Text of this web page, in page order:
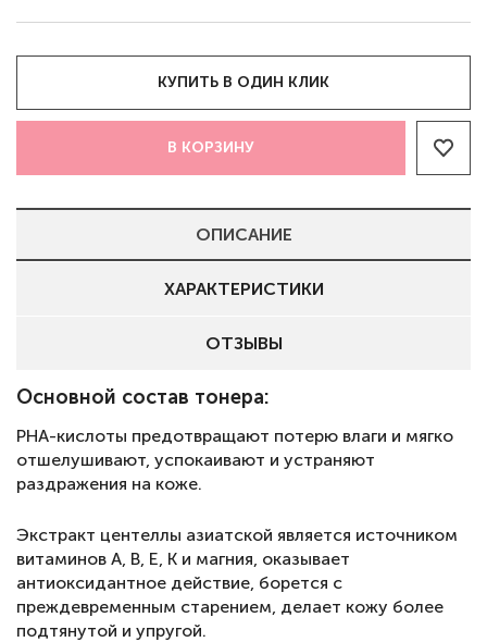
КУПИТЬ В ОДИН КЛИК
В КОРЗИНУ
ОПИСАНИЕ
ХАРАКТЕРИСТИКИ
ОТЗЫВЫ
Основной состав тонера:
РНА-кислоты предотвращают потерю влаги и мягко
отшелушивают, успокаивают и устраняют
раздражения на коже.
Экстракт центеллы азиатской является источником
витаминов А, В, Е, К и магния, оказывает
антиоксидантное действие, борется с
преждевременным старением, делает кожу более
подтянутой и упругой.